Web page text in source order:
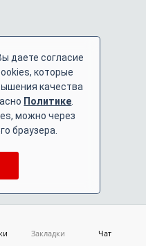
Закладки Чат
даете согласие
которые
качества
Политике
можно через
браузера.